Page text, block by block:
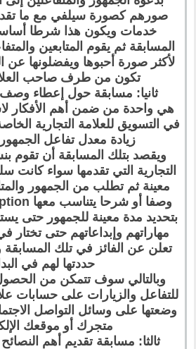
صورهم كصورة سيلفي مع ما
خدمات ويكون هذا شرطا
المسابقة ثم يقوم المتابعين
لأكثر صورة أحبوها ويفضلونها عن
تكون من طرف صاحب
ثانيا: مسابقة حول إعطاء
هي واحدة من ضمن أهم الأفكار
في التسويق للعلامة التجارية
زيادة معدل تفاعل الجمهور
ويقصد بتلك المسابقة أن تقوم
التجارية التي تقدمها سواء كانت
معينة ثم تطلب من الجمهور
بتحديد مدة معينة للجمهور حتى
مهاراتهم وإبداعاتهم حتى تختار
تعلن عن الفائز في تلك المسابقة
حددتها لهم في
وبالتالي سوف تتمكن من
للتفاعل والزيارات على حسابات
وضعتها على وسائل التواصل
متجرك أو موقعك
ثالثا: مسابقة تقديم أهم